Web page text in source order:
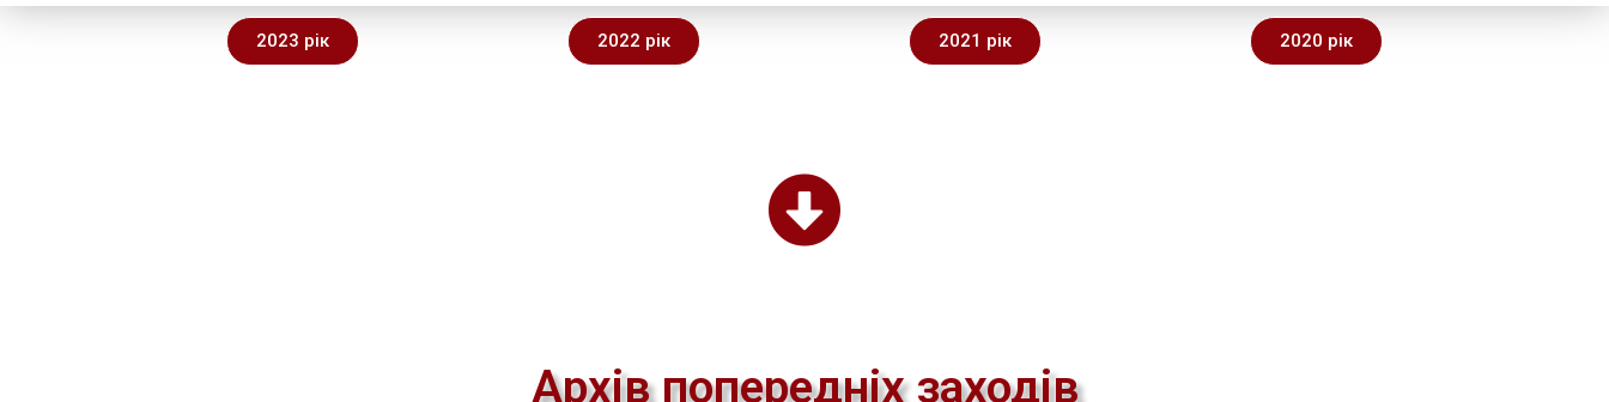
2023 рік 2022 рік 2021 рік 2020 рік
Архів попередніх заходів